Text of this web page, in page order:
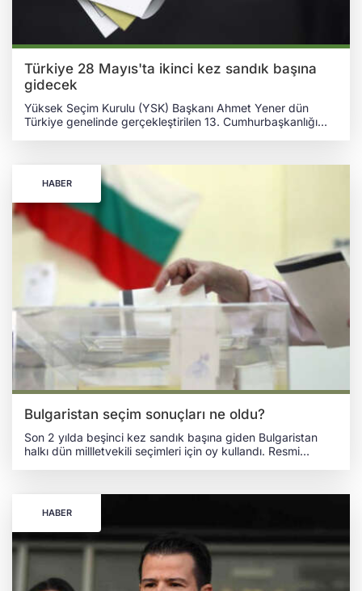
Türkiye 28 Mayıs'ta ikinci kez sandık başına
gidecek
Yüksek Seçim Kurulu (YSK) Başkanı Ahmet Yener dün
Türkiye genelinde gerçekleştirilen 13. Cumhurbaşkanlığı
belirterek seçimin resmi sonuçlarını sıraladı. TÜRKİYE'DEKİ
CUMHURBAŞKANLIĞI SEÇİMİ 2. TURA KALDI 12.
Cumhurbaşkanı, AKP Genel Başkanı Recep Tayyip Erdoğan
yüzde 49.5, CHP Genel Başkanı Kemal Kılıçdaroğlu yüzde
44.9, bağımsız aday Sinan Oğan yüzde 5.2, seçimden
çekilen Muharrem İnce yüzde 0.44 oy ile seçimi tamamladı.
Buna göre en yüksek oyları alan adaylardan Erdoğan ve
Kılıçdaroğlu 28 Mayıs 2023'te tekrarlanacak seçim için
yeniden yarışacak.
HABER
Bulgaristan seçim sonuçları ne oldu?
Son 2 yılda beşinci kez sandık başına giden Bulgaristan
halkı dün millletvekili seçimleri için oy kullandı. Resmi
güç tek başına hükumet kuramayacak. Böylelikle
gidecek. BULGARİSTAN KOALİSYONA İŞARET ETTİ
İsviçre merkezli Gallup International şirketine göre sağ
görüşlü, Avrupa Birliği ve NATO yanlısı Değişime Devam-
Demokratik Bulgaristan (PP-DB) koalisyonu, oyların yüzde
25'ini aldı. Bulgaristan'ın eski Başkabakanı Boyko Borisov
liderliğindeki Bulgaristan’ın Avrupalı Gelişimi İçin Yurttaşlar
HABER